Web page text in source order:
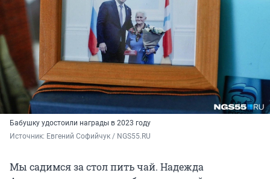
Бабушку удостоили награды в 2023 году
Источник: Евгений Софийчук / NGS55.RU
Мы садимся за стол пить чай. Надежда